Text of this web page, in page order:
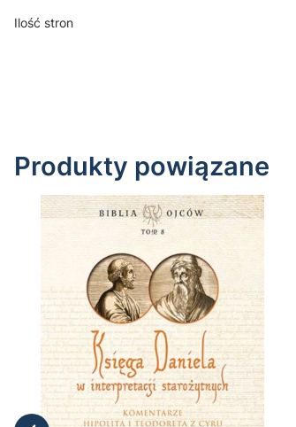
Ilość stron
Produkty powiązane